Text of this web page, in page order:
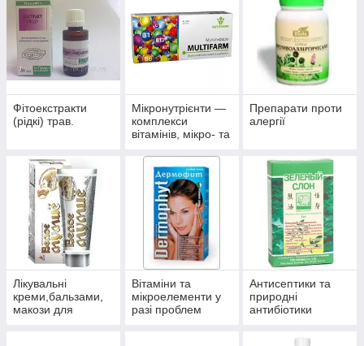
Фітоекстракти
(рідкі) трав.
Мікронутрієнти —
комплекси
вітамінів, мікро- та
Препарати проти
алергії
Лікувальні
креми,бальзами,
макози для
Вітаміни та
мікроелементи у
разі проблем
Антисептики та
природні
антибіотики